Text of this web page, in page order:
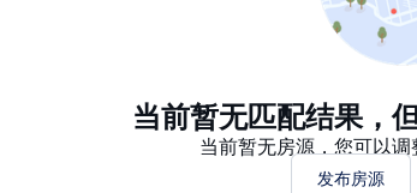
当前暂无匹配结果，
当前暂无房源，您可以调
发布房源